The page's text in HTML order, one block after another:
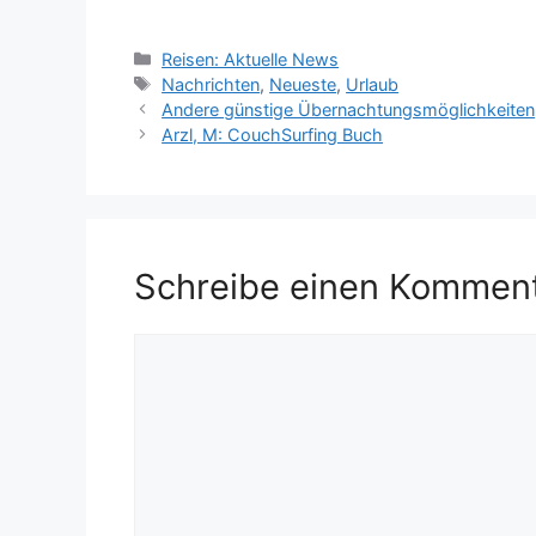
Kategorien
Reisen: Aktuelle News
Schlagwörter
Nachrichten, Neueste, Urlaub
Andere günstige Übernachtungsmöglichkeiten
Arzl, M: CouchSurfing Buch
Schreibe einen